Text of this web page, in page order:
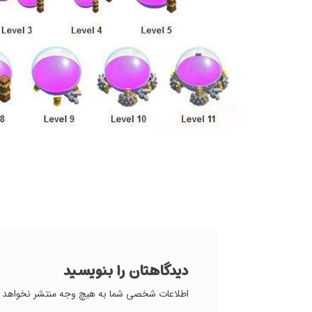
دیدگاهتان را بنویسید
اطلاعات شخصی شما به هیچ وجه منتشر